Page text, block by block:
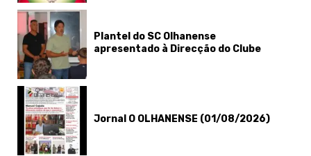
Plantel do SC Olhanense
apresentado à Direcção do Clube
Jornal O OLHANENSE (01/08/2026)